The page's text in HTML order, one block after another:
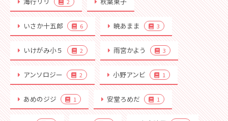
いさか十五郎 6 暁あまま 3
いけがみ小５ 2 雨宮かよう 3
アンソロジー 2 小野アンビ 1
あめのジジ 1 安堂ろめだ 1